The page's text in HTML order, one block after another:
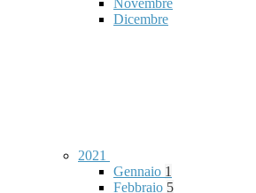
Novembre
Dicembre
2021
Gennaio 1
Febbraio 5